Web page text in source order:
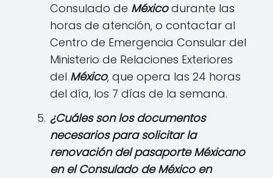
Consulado de Méxicodurante las
horas de atención, o contactar al
Centro de Emergencia Consular del
Ministerio de Relaciones Exteriores
del México, que opera las 24 horas
del día, los 7 días de la semana.
¿Cuáles son los documentos
necesarios para solicitar la
renovación del pasaporte Méxicano
en el Consulado deMéxico en